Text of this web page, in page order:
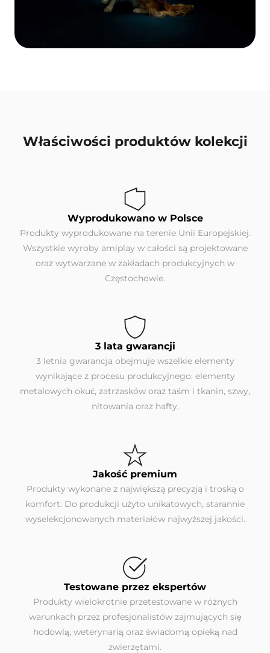
Właściwości produktów kolekcji
Wyprodukowano w Polsce
Produkty wyprodukowane na terenie Unii Europejskiej.
Wszystkie wyroby amiplay w całości są projektowane
oraz wytwarzane w zakładach produkcyjnych w
Częstochowie.
3 lata gwarancji
3 letnia gwarancja obejmuje wszelkie elementy
wynikające z procesu produkcyjnego: elementy
metalowych okuć, zatrzasków oraz taśm i tkanin, szwy,
nitowania oraz hafty.
Jakość premium
Produkty wykonane z największą precyzją i troską o
komfort. Do produkcji użyto unikatowych, starannie
wyselekcjonowanych materiałów najwyższej jakości.
Testowane przez ekspertów
Produkty wielokrotnie przetestowane w różnych
warunkach przez profesjonalistów zajmujących się
hodowlą, weterynarią oraz świadomą opieką nad
zwierzętami.